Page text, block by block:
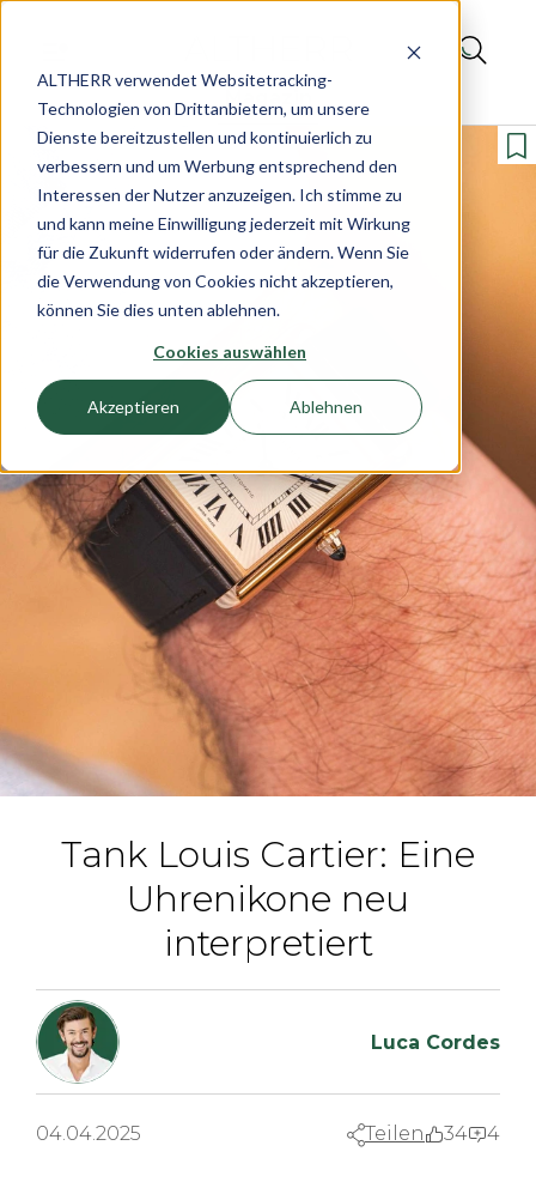
ALTHERR verwendet Websitetracking-
Technologien von Drittanbietern, um unsere
Dienste bereitzustellen und kontinuierlich zu
verbessern und um Werbung entsprechend den
Interessen der Nutzer anzuzeigen. Ich stimme zu
und kann meine Einwilligung jederzeit mit Wirkung
für die Zukunft widerrufen oder ändern. Wenn Sie
die Verwendung von Cookies nicht akzeptieren,
können Sie dies unten ablehnen.
Cookies auswählen
Akzeptieren Ablehnen
Magazin
Tank Louis Cartier: Eine
Uhrenikone neu
interpretiert
Luca Cordes
04.04.2025 Teilen 34 4